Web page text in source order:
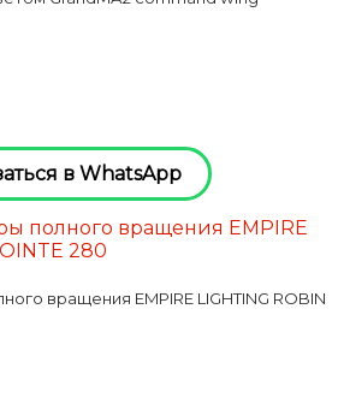
в WhatsApp
вращения EMPIRE LIGHTING ROBIN